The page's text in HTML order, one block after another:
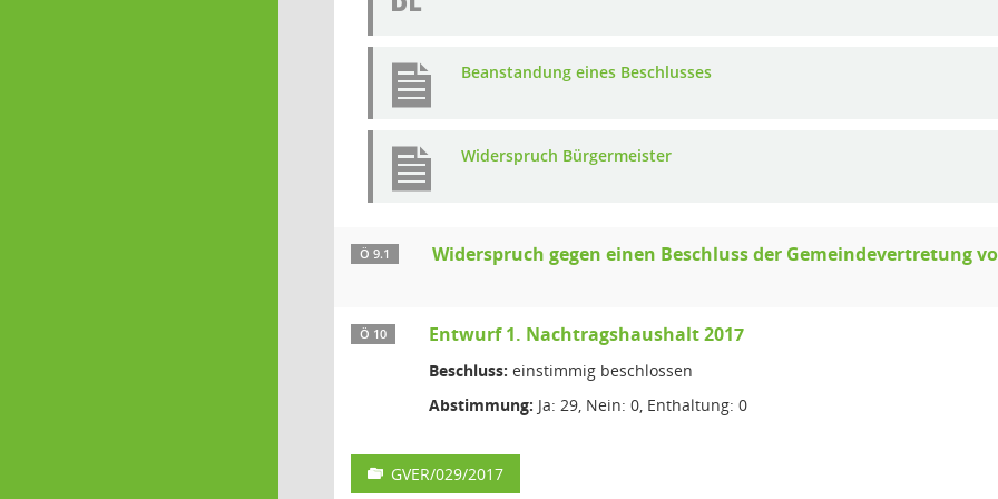
Beanstandung eines Beschlusses
Widerspruch Bürgermeister
Ö 9.1 Widerspruch gegen einen Beschluss der Gemeindevertretung
Ö 10 Entwurf 1. Nachtragshaushalt 2017
Beschluss: einstimmig beschlossen
Abstimmung: Ja: 29, Nein: 0, Enthaltung: 0
GVER/029/2017